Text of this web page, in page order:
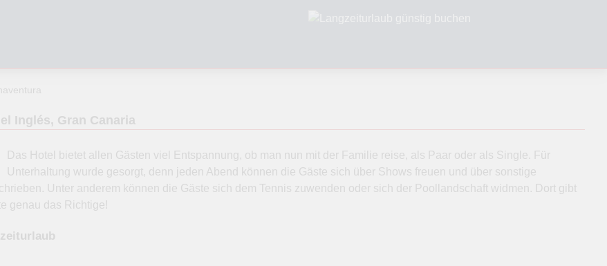
Inglés, Gran Canaria
Das Hotel bietet allen Gästen viel Entspannung, ob man nun mit der Familie reise, als Paar oder als Single. Für
Unterhaltung wurde gesorgt, denn jeden Abend können die Gäste sich über Shows freuen und über sonstige
Unter anderem können die Gäste sich dem Tennis zuwenden oder sich der Poollandschaft widmen. Dort gibt
genau das Richtige!